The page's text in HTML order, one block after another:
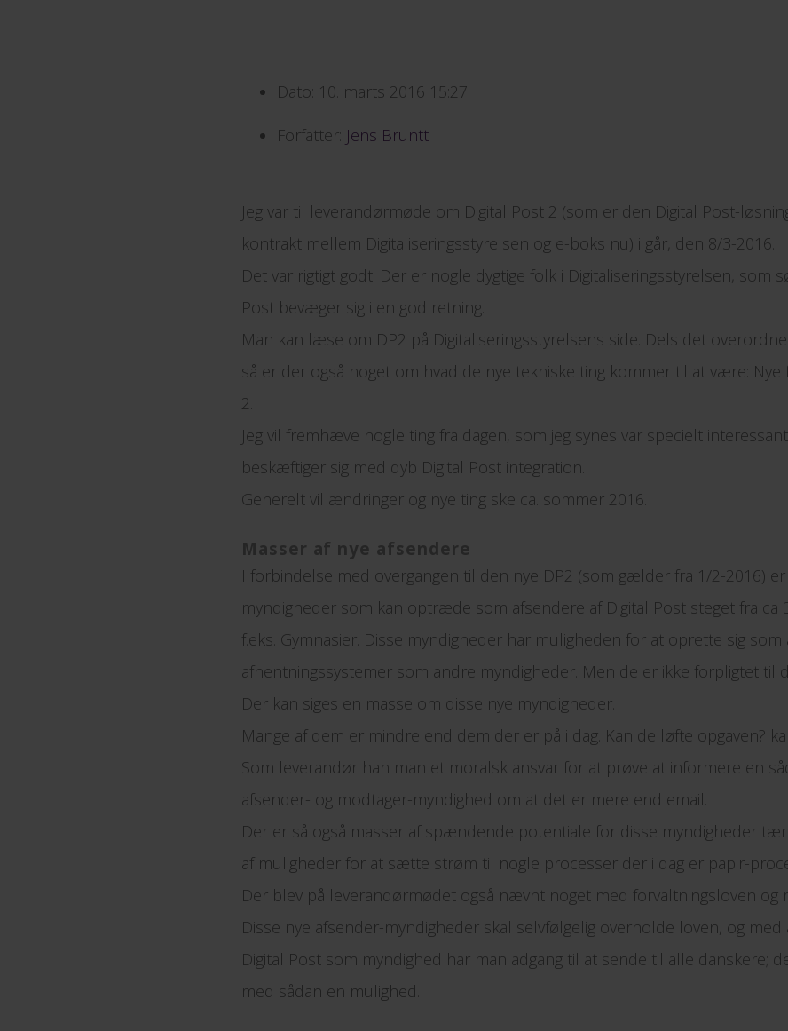
Dato: 10. marts 2016 15:27
Forfatter: Jens Bruntt
Jeg var til leverandørmøde om Digital Post 2 (som er den Digital Post-
kontrakt mellem Digitaliseringsstyrelsen og e-boks nu) i går, den 8/3-2016.
Det var rigtigt godt. Der er nogle dygtige folk i Digitaliseringsstyrelsen, som
Post bevæger sig i en god retning.
Man kan læse om DP2 på Digitaliseringsstyrelsens side. Dels det
så er der også noget om hvad de nye tekniske ting kommer til at være: Nye
2.
Jeg vil fremhæve nogle ting fra dagen, som jeg synes var specielt
beskæftiger sig med dyb Digital Post integration.
Generelt vil ændringer og nye ting ske ca. sommer 2016.
Masser af nye afsendere
I forbindelse med overgangen til den nye DP2 (som gælder fra 1/2-2016)
myndigheder som kan optræde som afsendere af Digital Post steget fra ca
f.eks. Gymnasier. Disse myndigheder har muligheden for at oprette sig
afhentningssystemer som andre myndigheder. Men de er ikke forpligtet til
Der kan siges en masse om disse nye myndigheder.
Mange af dem er mindre end dem der er på i dag. Kan de løfte opgaven?
Som leverandør han man et moralsk ansvar for at prøve at informere en
afsender- og modtager-myndighed om at det er mere end email.
Der er så også masser af spændende potentiale for disse myndigheder
af muligheder for at sætte strøm til nogle processer der i dag er papir-
Der blev på leverandørmødet også nævnt noget med forvaltningsloven og
Disse nye afsender-myndigheder skal selvfølgelig overholde loven, og med
Digital Post som myndighed har man adgang til at sende til alle danskere;
med sådan en mulighed.